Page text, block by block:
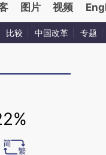
图片 视频
比较 中国改革 专题